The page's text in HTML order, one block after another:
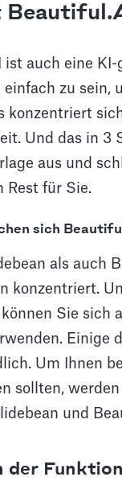
ist auch eine
zu sein,
konzentriert
Und das in 3
aus und
Rest für Sie.
sich
als auch
konzentriert.
Sie sich
Einige
Um Ihnen
sollten,
und
der